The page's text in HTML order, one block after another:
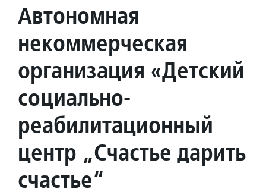
Автономная
некоммерческая
организация «Детский
социально-
реабилитационный
центр „Счастье дарить
счастье“